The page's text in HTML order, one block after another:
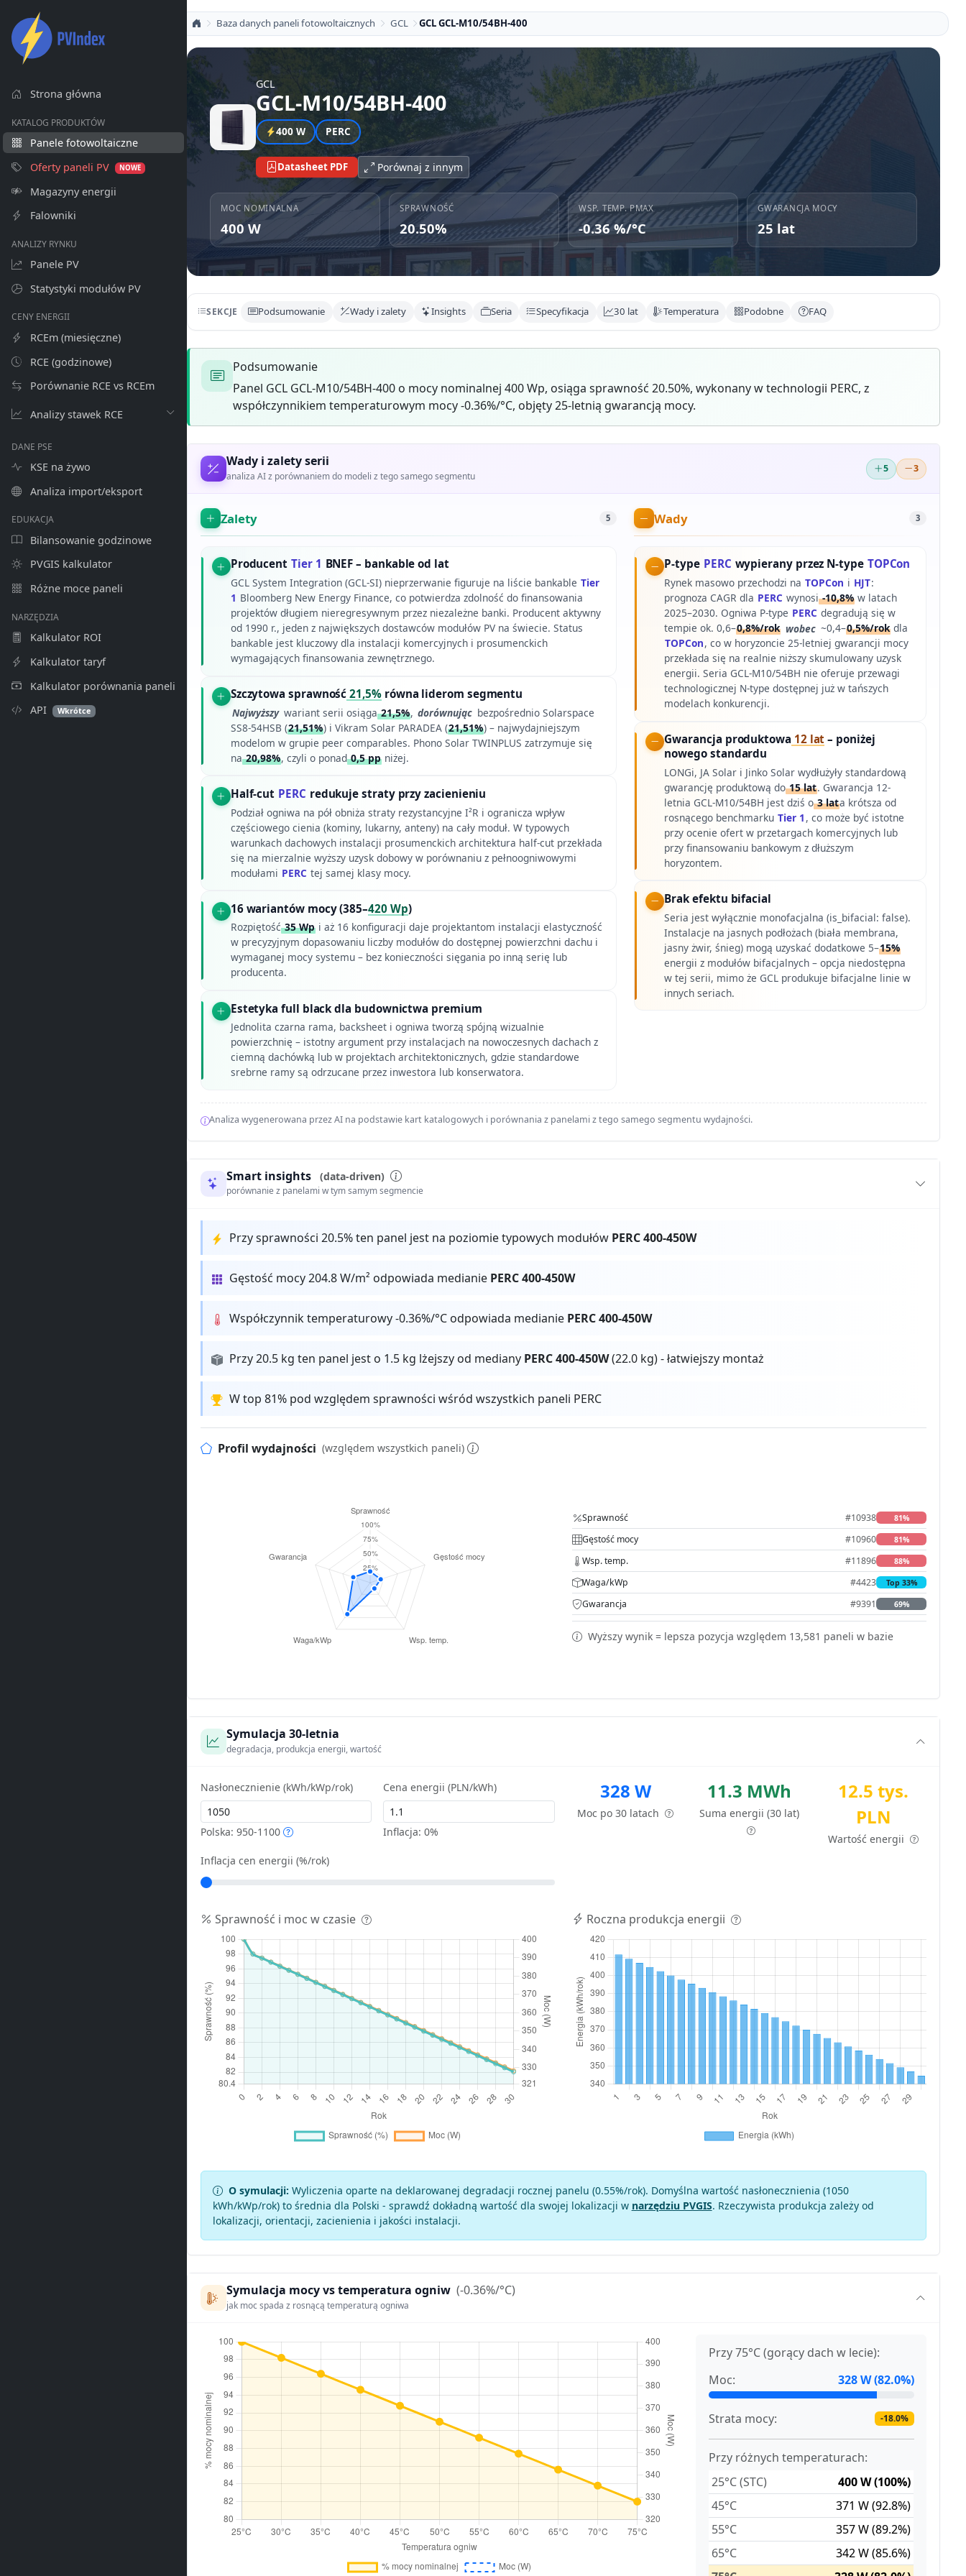
Strona główna
KATALOG PRODUKTÓW
Panele fotowoltaiczne
Oferty paneli PV
NOWE
Magazyny energii
Falowniki
ANALIZY RYNKU
Panele PV
Statystyki modułów PV
CENY ENERGII
RCEm (miesięczne)
RCE (godzinowe)
Porównanie RCE vs RCEm
Analizy stawek RCE
DANE PSE
KSE na żywo
Analiza import/eksport
EDUKACJA
Bilansowanie godzinowe
PVGIS kalkulator
Różne moce paneli
NARZĘDZIA
Kalkulator ROI
Kalkulator taryf
Kalkulator porównania paneli
API
Wkrótce
Baza danych paneli fotowoltaicznych GCL GCL GCL-M10/54BH-400
GCL
GCL-M10/54BH-400
400 W PERC
Datasheet PDF Porównaj z innym
MOC NOMINALNA
400 W
SPRAWNOŚĆ
20.50%
WSP. TEMP. PMAX
-0.36 %/°C
GWARANCJA MOCY
25 lat
SEKCJE Podsumowanie Wady i zalety Insights Seria Specyfikacja 30 lat Temperatura Podobne FAQ
Podsumowanie
Panel GCL GCL-M10/54BH-400 o mocy nominalnej 400 Wp, osiąga sprawność 20.50%, wykonany w technologii PERC, z
współczynnikiem temperaturowym mocy -0.36%/°C, objęty 25-letnią gwarancją mocy.
Wady i zalety serii
analiza AI z porównaniem do modeli z tego samego segmentu
5 3
Zalety 5
Producent Tier 1 BNEF – bankable od lat
GCL System Integration (GCL-SI) nieprzerwanie figuruje na liście bankable Tier
1 Bloomberg New Energy Finance, co potwierdza zdolność do finansowania
projektów długiem nieregresywnym przez niezależne banki. Producent aktywny
od 1990 r., jeden z największych dostawców modułów PV na świecie. Status
bankable jest kluczowy dla instalacji komercyjnych i prosumenckich
wymagających finansowania zewnętrznego.
Szczytowa sprawność 21,5%równa liderom segmentu
Najwyższy wariant serii osiąga21,5%, dorównując bezpośrednio Solarspace
SS8-54HSB (21,51%) i Vikram Solar PARADEA (21,51%) – najwydajniejszym
modelom w grupie peer comparables. Phono Solar TWINPLUS zatrzymuje się
na20,98%, czyli o ponad0,5 ppniżej.
Half-cut PERC redukuje straty przy zacienieniu
Podział ogniwa na pół obniża straty rezystancyjne I²R i ogranicza wpływ
częściowego cienia (kominy, lukarny, anteny) na cały moduł. W typowych
warunkach dachowych instalacji prosumenckich architektura half-cut przekłada
się na mierzalnie wyższy uzysk dobowy w porównaniu z pełnoogniwowymi
modułami PERC tej samej klasy mocy.
16 wariantów mocy (385–420 Wp)
Rozpiętość35 Wpi aż 16 konfiguracji daje projektantom instalacji elastyczność
w precyzyjnym dopasowaniu liczby modułów do dostępnej powierzchni dachu i
wymaganej mocy systemu – bez konieczności sięgania po inną serię lub
producenta.
Estetyka full black dla budownictwa premium
Jednolita czarna rama, backsheet i ogniwa tworzą spójną wizualnie
powierzchnię – istotny argument przy instalacjach na nowoczesnych dachach z
ciemną dachówką lub w projektach architektonicznych, gdzie standardowe
srebrne ramy są odrzucane przez inwestora lub konserwatora.
Wady 3
P-type PERC wypierany przez N-type TOPCon
Rynek masowo przechodzi na TOPCon i HJT:
prognoza CAGR dla PERC wynosi-10,8% w latach
2025–2030. Ogniwa P-type PERC degradują się w
tempie ok. 0,6–0,8%/rok wobec ~0,4–0,5%/rokdla
TOPCon, co w horyzoncie 25-letniej gwarancji mocy
przekłada się na realnie niższy skumulowany uzysk
energii. Seria GCL-M10/54BH nie oferuje przewagi
technologicznej N-type dostępnej już w tańszych
modelach konkurencji.
Gwarancja produktowa 12 lat – poniżej
nowego standardu
LONGi, JA Solar i Jinko Solar wydłużyły standardową
gwarancję produktową do15 lat. Gwarancja 12-
letnia GCL-M10/54BH jest dziś o3 lata krótsza od
rosnącego benchmarku Tier 1 , co może być istotne
przy ocenie ofert w przetargach komercyjnych lub
przy finansowaniu bankowym z dłuższym
horyzontem.
Brak efektu bifacial
Seria jest wyłącznie monofacjalna (is_bifacial: false).
Instalacje na jasnych podłożach (biała membrana,
jasny żwir, śnieg) mogą uzyskać dodatkowe 5–15%
energii z modułów bifacjalnych – opcja niedostępna
w tej serii, mimo że GCL produkuje bifacjalne linie w
innych seriach.
Analiza wygenerowana przez AI na podstawie kart katalogowych i porównania z panelami z tego samego segmentu wydajności.
Smart insights (data-driven)
porównanie z panelami w tym samym segmencie
Przy sprawności 20.5% ten panel jest na poziomie typowych modułów PERC 400-450W
Gęstość mocy 204.8 W/m² odpowiada medianie PERC 400-450W
Współczynnik temperaturowy -0.36%/°C odpowiada medianie PERC 400-450W
Przy 20.5 kg ten panel jest o 1.5 kg lżejszy od mediany PERC 400-450W(22.0 kg) - łatwiejszy montaż
W top 81% pod względem sprawności wśród wszystkich paneli PERC
Profil wydajności (względem wszystkich paneli)
Sprawność #10938 81%
Gęstość mocy #10960 81%
Wsp. temp. #11896 88%
Waga/kWp #4423 Top 33%
Gwarancja #9391 69%
Wyższy wynik = lepsza pozycja względem 13,581 paneli w bazie
Symulacja 30-letnia
degradacja, produkcja energii, wartość
Nasłonecznienie (kWh/kWp/rok)
Polska: 950-1100
Cena energii (PLN/kWh)
Inflacja:0%
Inflacja cen energii (%/rok)
328 W
Moc po 30 latach
11.3 MWh
Suma energii (30 lat)
12.5 tys.
PLN
Wartość energii
Sprawność i moc w czasie Roczna produkcja energii
O symulacji: Wyliczenia oparte na deklarowanej degradacji rocznej panelu (0.55%/rok). Domyślna wartość nasłonecznienia (1050
kWh/kWp/rok) to średnia dla Polski - sprawdź dokładną wartość dla swojej lokalizacji w narzędziu PVGIS. Rzeczywista produkcja zależy od
lokalizacji, orientacji, zacienienia i jakości instalacji.
Symulacja mocy vs temperatura ogniw (-0.36%/°C)
jak moc spada z rosnącą temperaturą ogniwa
Przy 75°C (gorący dach w lecie):
Moc:
328 W (82.0%)
Strata mocy: -18.0%
Przy różnych temperaturach:
25°C (STC)
400 W (100%)
45°C
371 W (92.8%)
55°C
357 W (89.2%)
65°C
342 W (85.6%)